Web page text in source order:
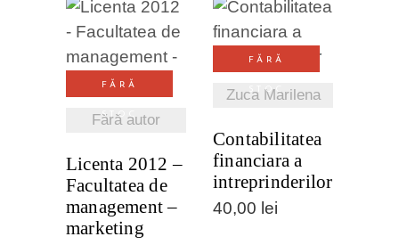
FĂRĂ
STOC
Fără autor
DETALII
Licenta 2012 –
Facultatea de
management –
marketing
FĂRĂ
STOC
Zuca Marilena
VEZI
DETALII
Contabilitatea
financiara a
intreprinderilor
40,00 lei